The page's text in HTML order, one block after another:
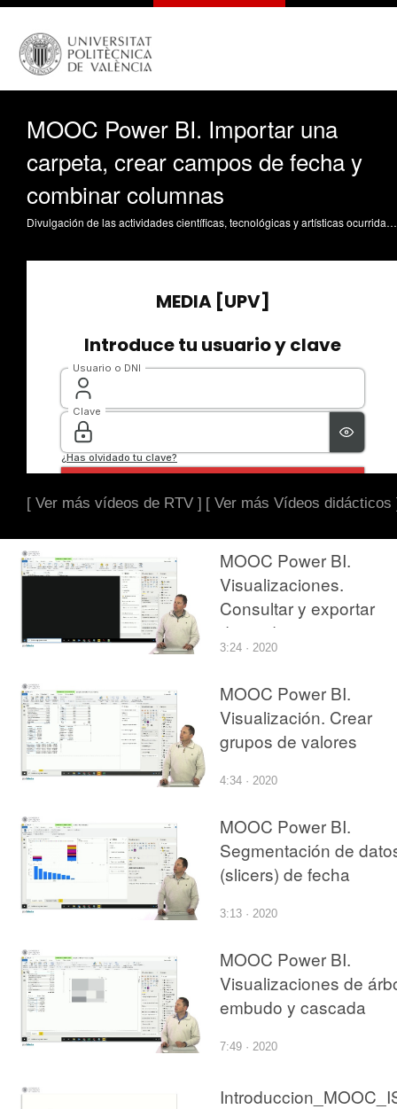
MOOC Power BI. Importar una
carpeta, crear campos de fecha y
combinar columnas
Divulgación de las actividades científicas, tecnológicas y artísticas ocurridas en los tres campus de la UPV
[ Ver más vídeos de RTV ] [ Ver más Vídeos didácticos
MOOC Power BI.
Visualizaciones.
Consultar y exportar
datos de una
visualización
3:24 · 2020
MOOC Power BI.
Visualización. Crear
grupos de valores
4:34 · 2020
MOOC Power BI.
Segmentación de
(slicers) de fecha
3:13 · 2020
MOOC Power BI.
Visualizaciones de
embudo y cascada
7:49 · 2020